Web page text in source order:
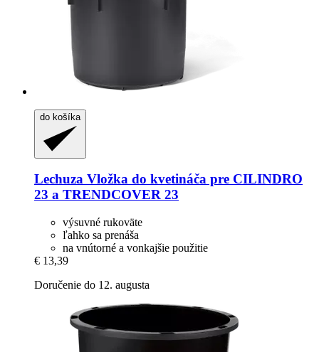
do košíka
Lechuza Vložka do kvetináča pre CILINDRO
23 a TRENDCOVER 23
výsuvné rukoväte
ľahko sa prenáša
na vnútorné a vonkajšie použitie
€ 13,39
Doručenie do 12. augusta